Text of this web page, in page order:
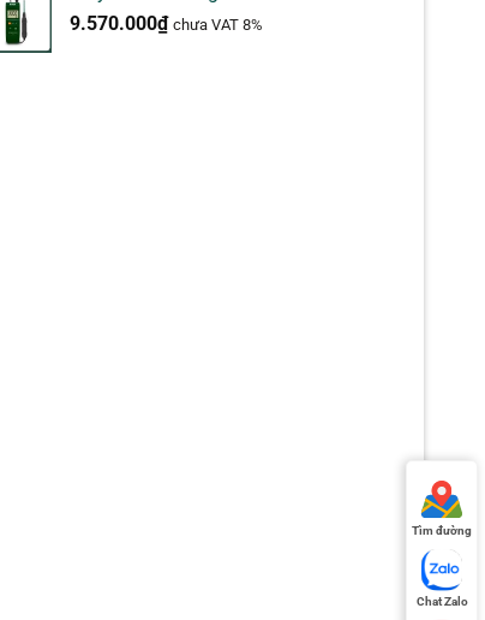
9.570.000₫ chưa VAT 8%
Tìm đường
Chat Zalo